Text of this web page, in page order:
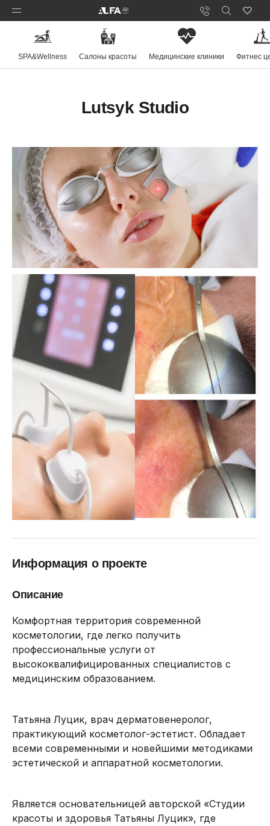
SPA&Wellness Салоны красоты Медицинские клиники Фитнес
Lutsyk Studio
Информация о проекте
Описание
Комфортная территория современной
косметологии, где легко получить
профессиональные услуги от
высококвалифицированных специалистов с
медицинским образованием.
Татьяна Луцик, врач дерматовенеролог,
практикующий косметолог-эстетист. Обладает
всеми современными и новейшими методиками
эстетической и аппаратной косметологии.
Является основательницей авторской «Студии
красоты и здоровья Татьяны Луцик», где